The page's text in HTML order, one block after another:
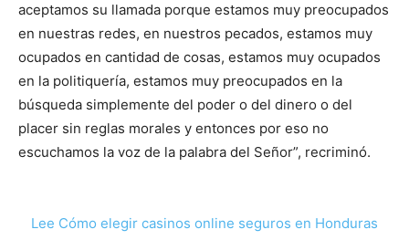
aceptamos su llamada porque estamos muy preocupados
en nuestras redes, en nuestros pecados, estamos muy
ocupados en cantidad de cosas, estamos muy ocupados
en la politiquería, estamos muy preocupados en la
búsqueda simplemente del poder o del dinero o del
placer sin reglas morales y entonces por eso no
escuchamos la voz de la palabra del Señor”, recriminó.
Lee Cómo elegir casinos online seguros en Honduras